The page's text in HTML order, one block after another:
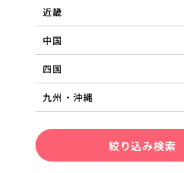
近畿
中国
四国
九州・沖縄
絞り込み検索